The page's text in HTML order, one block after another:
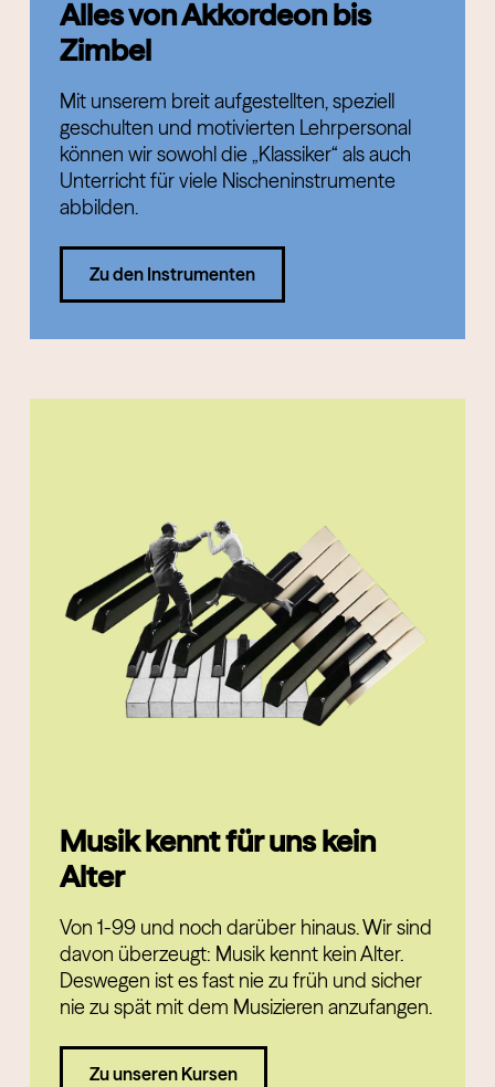
Alles von Akkordeon bis
Zimbel
Mit unserem breit aufgestellten, speziell
geschulten und motivierten Lehrpersonal
können wir sowohl die „Klassiker“ als auch
Unterricht für viele Nischeninstrumente
abbilden.
Zu den Instrumenten
Musik kennt für uns kein
Alter
Von 1-99 und noch darüber hinaus. Wir sind
davon überzeugt: Musik kennt kein Alter.
Deswegen ist es fast nie zu früh und sicher
nie zu spät mit dem Musizieren anzufangen.
Zu unseren Kursen